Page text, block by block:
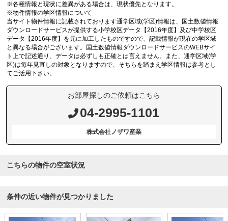
※各種情報と現状に差異がある場合は、現状優先となります。
※物件情報の学区情報について
当サイト物件情報に記載されております通学区域(学区)情報は、国土数値情報
ダウンロードサービスが提供する小学校区データ【2016年度】及び中学校区
データ【2016年度】を元に加工したものですので、記載情報が現在の学区域
と異なる場合がございます。国土数値情報ダウンロードサービスのWEBサイ
ト上で記述通り、データは必ずしも正確とは言えません。また、通学区域(学
区)は毎年見直しの対象となりますので、そちらを踏まえ学区情報は参考とし
てご活用下さい。
お部屋探しのご依頼はこちら
04-2995-1101
株式会社ノザワ産業
こちらの物件の空室状況
条件の近い物件が見つかりました